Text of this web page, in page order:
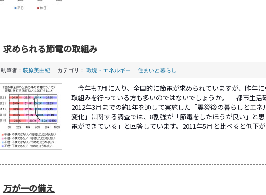
求められる節電の取組み
執筆者： 荻原美由紀 カテゴリ： 環境・エネルギー 住まいと暮らし
今年も7月に入り、全国的に節電が求められていますが、昨年
取組みを行っている方も多いのではないでしょうか。 都市生活
2012年3月までの約1年を通して実施した「震災後の暮らしとエネ
変化」に関する調査では、8割強が「節電をしたほうが良い」と
電ができている」と回答しています。2011年5月と比べると低下
万が一の備え